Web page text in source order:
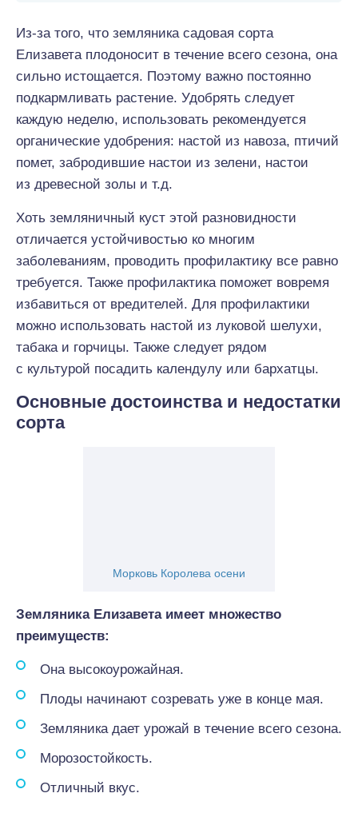
Из-за того, что земляника садовая сорта
Елизавета плодоносит в течение всего сезона, она
сильно истощается. Поэтому важно постоянно
подкармливать растение. Удобрять следует
каждую неделю, использовать рекомендуется
органические удобрения: настой из навоза, птичий
помет, забродившие настои из зелени, настои
из древесной золы и т.д.
Хоть земляничный куст этой разновидности
отличается устойчивостью ко многим
заболеваниям, проводить профилактику все равно
требуется. Также профилактика поможет вовремя
избавиться от вредителей. Для профилактики
можно использовать настой из луковой шелухи,
табака и горчицы. Также следует рядом
с культурой посадить календулу или бархатцы.
Основные достоинства и недостатки
сорта
Морковь Королева осени
Земляника Елизавета имеет множество
преимуществ:
Она высокоурожайная.
Плоды начинают созревать уже в конце мая.
Земляника дает урожай в течение всего сезона.
Морозостойкость.
Отличный вкус.